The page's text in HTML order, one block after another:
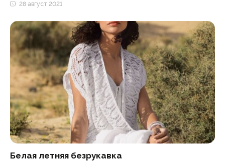
28 август 2021
Белая летняя безрукавка